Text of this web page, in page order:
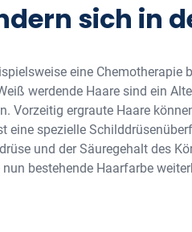
sich in
eine
werdende Haare sind ein
Vorzeitig ergraute Haare
eine spezielle
und der Säuregehalt des
bestehende Haarfarbe